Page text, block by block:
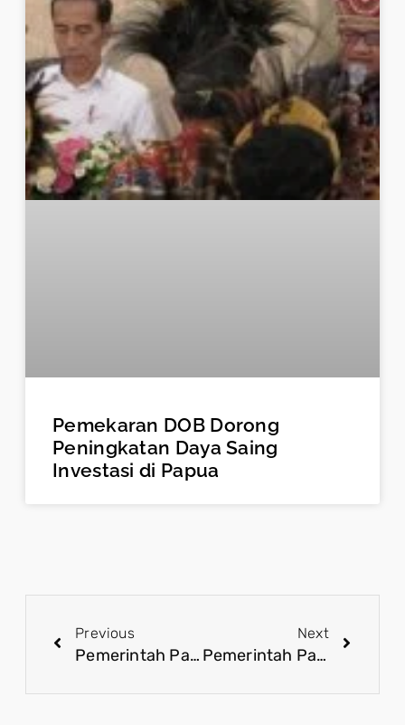
Pemekaran DOB Dorong
Peningkatan Daya Saing
Investasi di Papua
Previous
Pemerintah Pastikan Keamanan Papua Demi Kemajuan Bersama dengan Berbagai Strategi
Next
Pemerintah Pastikan Efisiensi Tidak Akan Ganggu Pendidikan dan Kesehatan